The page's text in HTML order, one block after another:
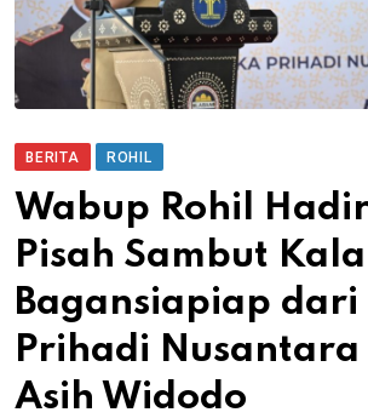
BERITA ROHIL
Wabup Rohil
Pisah Sambut
Bagansiapiap dari
Prihadi
Asih Widodo